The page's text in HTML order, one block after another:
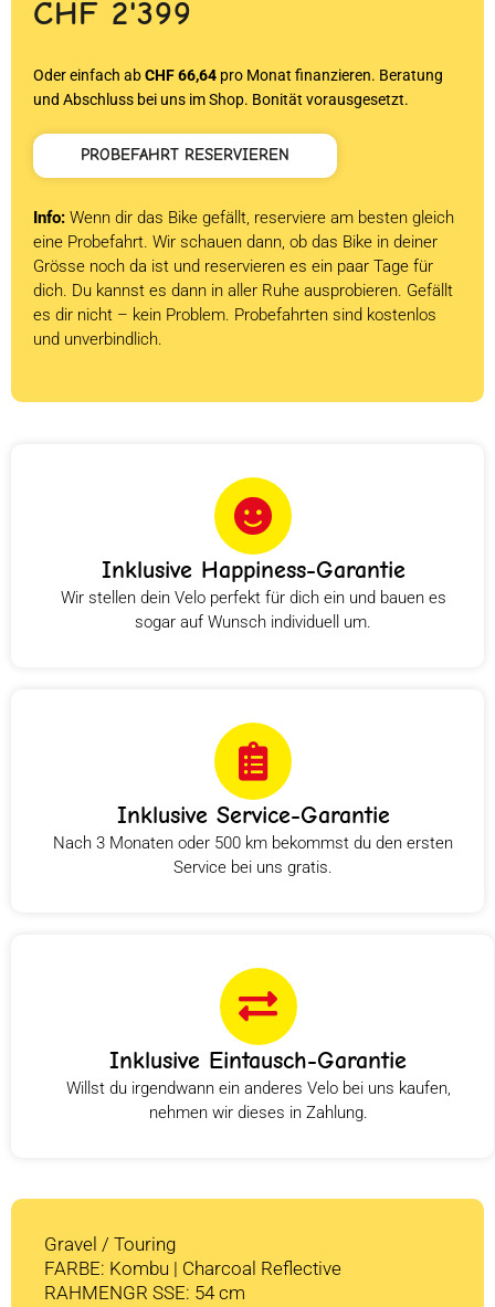
CHF 2'399
Oder einfach abCHF 66,64 pro Monat finanzieren. Beratung
und Abschluss bei uns im Shop. Bonität vorausgesetzt.
PROBEFAHRT RESERVIEREN
Info: Wenn dir das Bike gefällt, reserviere am besten gleich
eine Probefahrt. Wir schauen dann, ob das Bike in deiner
Grösse noch da ist und reservieren es ein paar Tage für
dich. Du kannst es dann in aller Ruhe ausprobieren. Gefällt
es dir nicht – kein Problem. Probefahrten sind kostenlos
und unverbindlich.
Inklusive Happiness-Garantie
Wir stellen dein Velo perfekt für dich ein und bauen es
sogar auf Wunsch individuell um.
Inklusive Service-Garantie
Nach 3 Monaten oder 500 km bekommst du den ersten
Service bei uns gratis.
Inklusive Eintausch-Garantie
Willst du irgendwann ein anderes Velo bei uns kaufen,
nehmen wir dieses in Zahlung.
Gravel / Touring
FARBE: Kombu | Charcoal Reflective
RAHMENGR SSE: 54 cm